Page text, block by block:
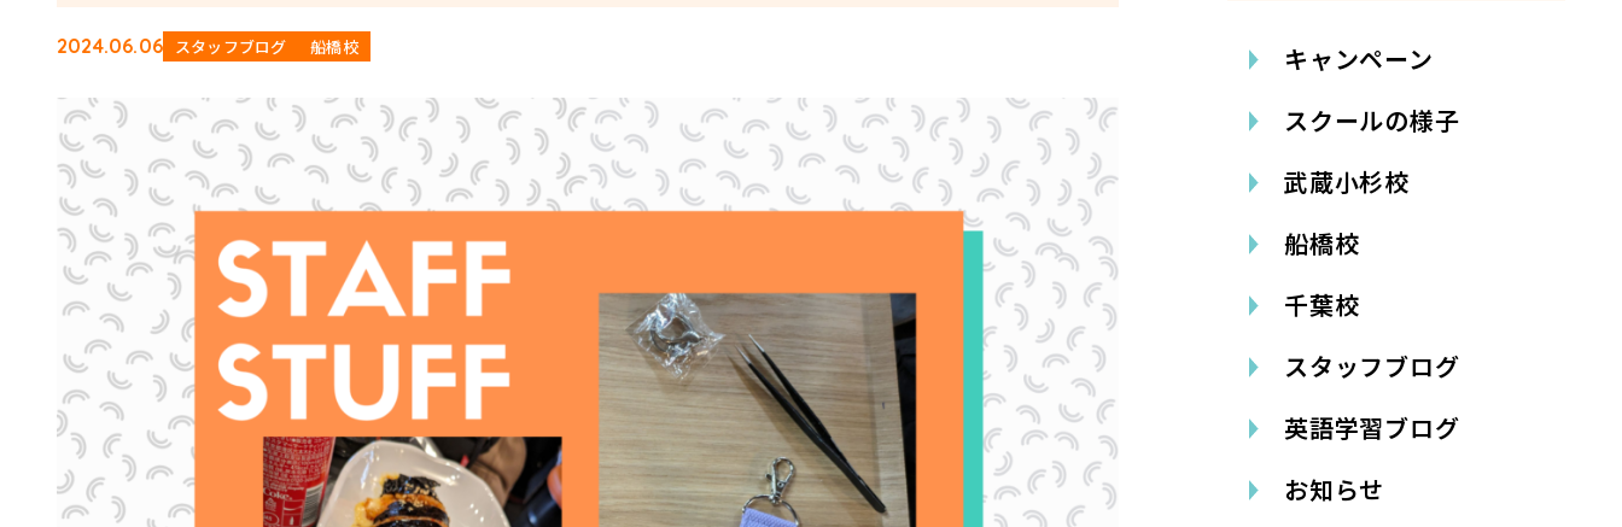
2024.06.06 スタッフブログ 船橋校
キャンペーン
スクールの様子
武蔵小杉校
船橋校
千葉校
スタッフブログ
英語学習ブログ
お知らせ